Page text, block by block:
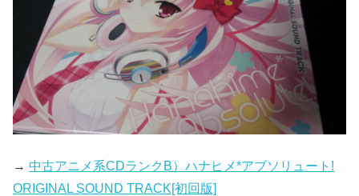
→中古アニメ系CDランクB）ハナヒメ*アブソリュート!
ORIGINAL SOUND TRACK[初回版]